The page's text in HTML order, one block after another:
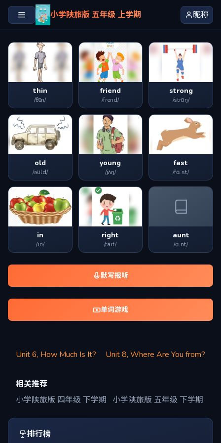
小学陕旅版 五年级 上学期 昵称
thin
/θɪn/
friend
/frend/
strong
/strɒŋ/
old
/əʊld/
young
/jʌŋ/
fast
/fɑːst/
in
/ɪn/
right
/raɪt/
aunt
/ɑːnt/
默写报听
单词游戏
Unit 6, How Much Is It? Unit 8, Where Are You from?
相关推荐
小学陕旅版 四年级 下学期
小学陕旅版 五年级 下学期
排行榜